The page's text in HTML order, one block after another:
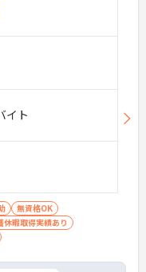
イト
無資格OK
休暇取得実績あり